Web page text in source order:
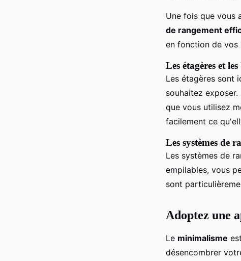
Une fois que vous
de rangement
en fonction de vos
Les étagères et
Les étagères sont
souhaitez
que vous utilisez
facilement ce
Les systèmes de
Les systèmes de
empilables, vous
sont
Adoptez une
Le minimalisme
désencombrer